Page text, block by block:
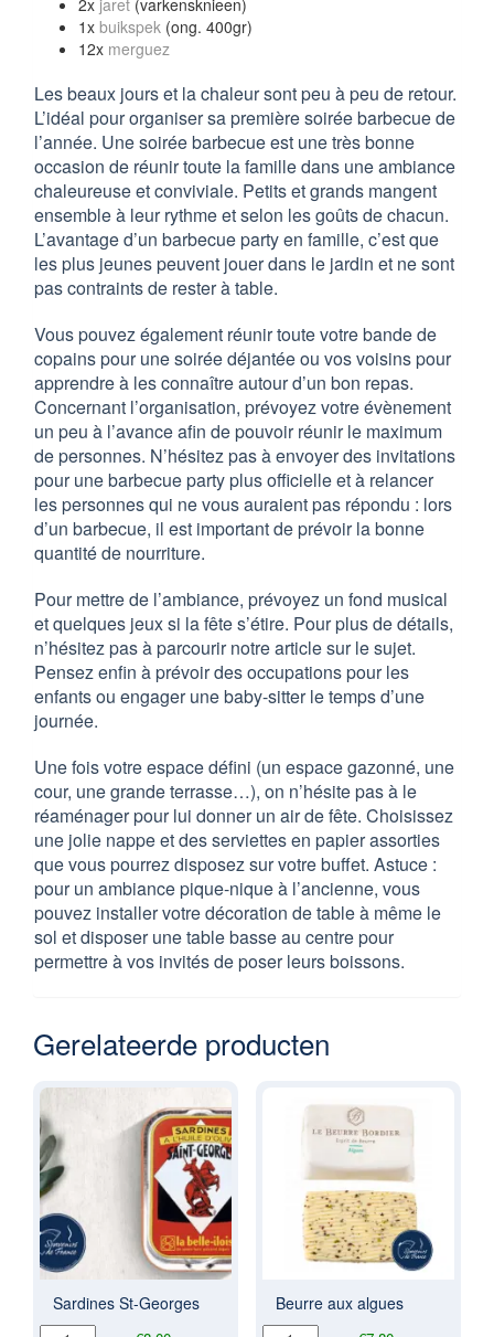
1x buikspek (ong. 400gr)
12x merguez
Les beaux jours et la chaleur sont peu à peu de retour.
L’idéal pour organiser sa première soirée barbecue de
l’année. Une soirée barbecue est une très bonne
occasion de réunir toute la famille dans une ambiance
chaleureuse et conviviale. Petits et grands mangent
ensemble à leur rythme et selon les goûts de chacun.
L’avantage d’un barbecue party en famille, c’est que
les plus jeunes peuvent jouer dans le jardin et ne sont
pas contraints de rester à table.
Vous pouvez également réunir toute votre bande de
copains pour une soirée déjantée ou vos voisins pour
apprendre à les connaître autour d’un bon repas.
Concernant l’organisation, prévoyez votre évènement
un peu à l’avance afin de pouvoir réunir le maximum
de personnes. N’hésitez pas à envoyer des invitations
pour une barbecue party plus officielle et à relancer
les personnes qui ne vous auraient pas répondu : lors
d’un barbecue, il est important de prévoir la bonne
quantité de nourriture.
Pour mettre de l’ambiance, prévoyez un fond musical
et quelques jeux si la fête s’étire. Pour plus de détails,
n’hésitez pas à parcourir notre article sur le sujet.
Pensez enfin à prévoir des occupations pour les
enfants ou engager une baby-sitter le temps d’une
journée.
Une fois votre espace défini (un espace gazonné, une
cour, une grande terrasse…), on n’hésite pas à le
réaménager pour lui donner un air de fête. Choisissez
une jolie nappe et des serviettes en papier assorties
que vous pourrez disposez sur votre buffet. Astuce :
pour un ambiance pique-nique à l’ancienne, vous
pouvez installer votre décoration de table à même le
sol et disposer une table basse au centre pour
permettre à vos invités de poser leurs boissons.
Gerelateerde producten
Sardines St-Georges Beurre aux algues